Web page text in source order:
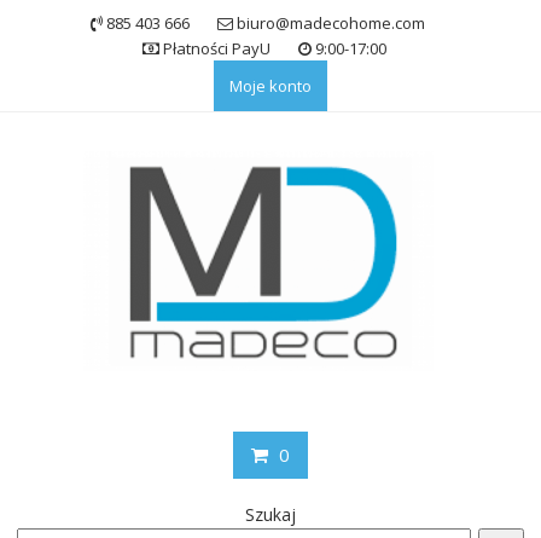
885 403 666
biuro@madecohome.com
Płatności PayU
9:00-17:00
Moje konto
0
Szukaj